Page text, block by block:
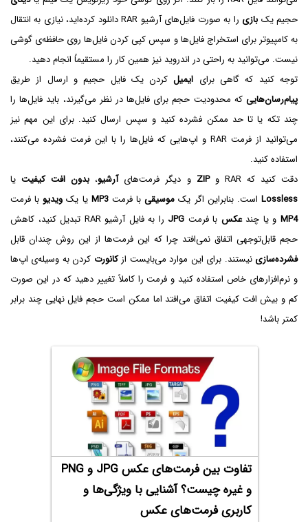
حجیم یک بازی
را به صورت فایل‌های آرشیو RAR دانلود کرده‌اید، نیازی به انتقال
به کامپیوتر برای استخراج فایل‌ها و سپس کپی کردن فایل‌ها روی حافظه‌ی گوشی
نیست. می‌توانید به راحتی در اندروید نیز همین کار را مستقیماً انجام دهید.
توجه کنید که گاهی برای ایمیلکردن یک فایل حجیم و ارسال از طریق
پیام‌رسان‌هایی که محدودیت حجم برای فایل‌ها در نظر می‌گیرند، باید فایل‌ها را
چند تکه یا تا حد ممکن فشرده کنید و سپس ارسال کنید. برای این مهم نیز
می‌توانید از فرمت RAR و اپ‌هایی که فایل‌ها را با این فرمت فشرده می‌کنند،
استفاده کنید.
دقت کنید که RAR و
ZIP و دیگر فرمت‌هایآرشیو، بدون افت کیفیتیا
Losslessاست. بنابراین اگر یک موسیقیبا فرمتMP3‌ یا یک ویدیو با فرمت
MP4و یا چندعکس با فرمت JPG
را به فایل آرشیو RAR تبدیل کنید، کاهش
حجم قابل‌توجهی اتفاق نمی‌افتد چرا که این فرمت‌ها از این روش چندان قابل
فشرده‌سازی نیستند. برای این موارد می‌بایست ازکانورت کردن به وسیله‌ی اپ‌ها
و نرم‌افزارهای خاص استفاده کنید و فرمت را کاملاً تغییر دهید که در این صورت
کم و بیش افت کیفیت اتفاق می‌افتد اما ممکن است حجم فایل نهایی چند برابر
کمتر باشد!
تفاوت بین فرمت‌های عکس JPG‌ و PNG
و غیره چیست؟ آشنایی با ویژگی‌ها و
کاربری فرمت‌های عکس